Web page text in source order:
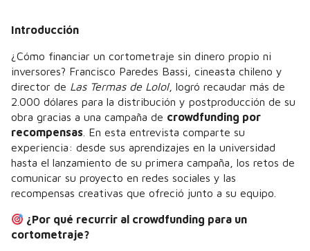
Introducción
¿Cómo financiar un cortometraje sin dinero propio ni
inversores? Francisco Paredes Bassi, cineasta chileno y
director de Las Termas de Lolol, logró recaudar más de
2.000 dólares para la distribución y postproducción de su
obra gracias a una campaña de crowdfunding por
recompensas . En esta entrevista comparte su
experiencia: desde sus aprendizajes en la universidad
hasta el lanzamiento de su primera campaña, los retos de
comunicar su proyecto en redes sociales y las
recompensas creativas que ofreció junto a su equipo.
¿Por qué recurrir al crowdfunding para un
cortometraje?